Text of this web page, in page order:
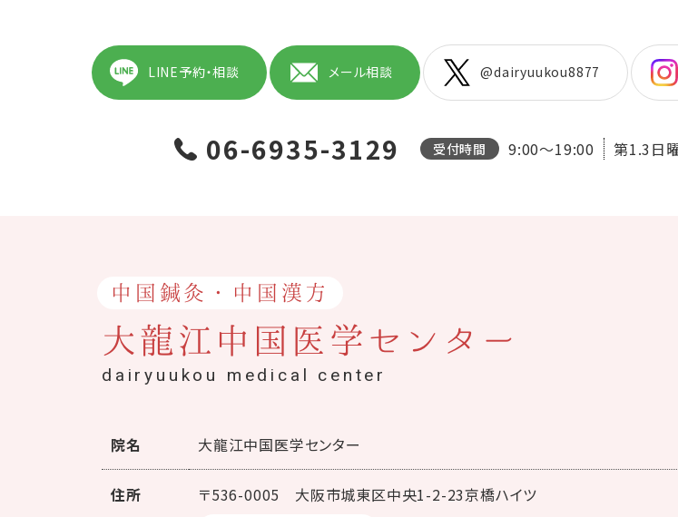
LINE予約・相談 メール相談 @dairyuukou8877
06-6935-3129 受付時間 9:00～19:00 第1.3日
中国鍼灸・中国漢方
大龍江中国医学センター
dairyuukou medical center
院名 大龍江中国医学センター
住所 〒536-0005 大阪市城東区中央1-2-23京橋ハイツ